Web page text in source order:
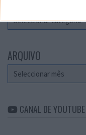
ARQUIVO
Arquivo
CANAL DE YOUTUBE